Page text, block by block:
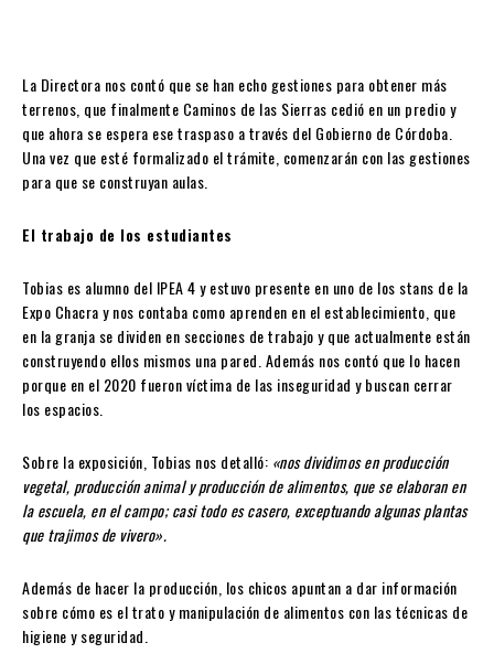
La Directora nos contó que se han echo gestiones para obtener más
terrenos, que finalmente Caminos de las Sierras cedió en un predio y
que ahora se espera ese traspaso a través del Gobierno de Córdoba.
Una vez que esté formalizado el trámite, comenzarán con las gestiones
para que se construyan aulas.
El trabajo de los estudiantes
Tobias es alumno del IPEA 4 y estuvo presente en uno de los stans de la
Expo Chacra y nos contaba como aprenden en el establecimiento, que
en la granja se dividen en secciones de trabajo y que actualmente están
construyendo ellos mismos una pared. Además nos contó que lo hacen
porque en el 2020 fueron víctima de las inseguridad y buscan cerrar
los espacios.
Sobre la exposición, Tobias nos detalló: «nos dividimos en producción
vegetal, producción animal y producción de alimentos, que se elaboran en
la escuela, en el campo; casi todo es casero, exceptuando algunas plantas
que trajimos de vivero».
Además de hacer la producción, los chicos apuntan a dar información
sobre cómo es el trato y manipulación de alimentos con las técnicas de
higiene y seguridad.